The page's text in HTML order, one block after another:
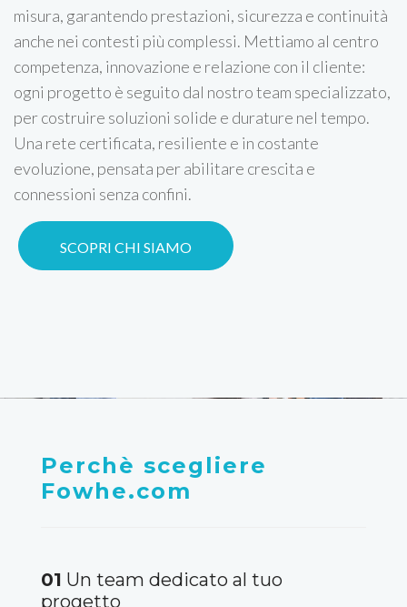
misura, garantendo prestazioni, sicurezza e continuità
anche nei contesti più complessi. Mettiamo al centro
competenza, innovazione e relazione con il cliente:
ogni progetto è seguito dal nostro team specializzato,
per costruire soluzioni solide e durature nel tempo.
Una rete certificata, resiliente e in costante
evoluzione, pensata per abilitare crescita e
connessioni senza confini.
SCOPRI CHI SIAMO
Perchè scegliere
Fowhe.com
01 Un team dedicato al tuo
progetto